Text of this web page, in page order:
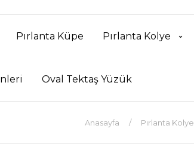
Pırlanta Küpe Pırlanta Kolye
Oval Tektaş Yüzük
Anasayfa Pırlanta Kolye